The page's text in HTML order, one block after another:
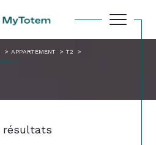
APPARTEMENT
T2
résultats